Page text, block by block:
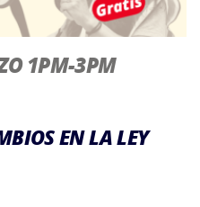
1PM-3PM
EN LA LEY